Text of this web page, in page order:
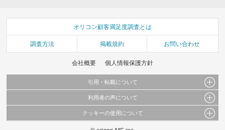
オリコン顧客満足度調査とは
調査方法 掲載規約 お問い合わせ
会社概要 個人情報保護方針
引用・転載について
当サイトで公開されている情報（文字、写真、イラスト、画像データ等）及びこれらの配
これらの情報を権利者の許可なく無断転載・複製などの二次利用を行うことは固く禁じて
利用者の声について
当サイトに掲載している内容はすべてサービスの利用者が提出された見解・感想です。
クッキーの使用について